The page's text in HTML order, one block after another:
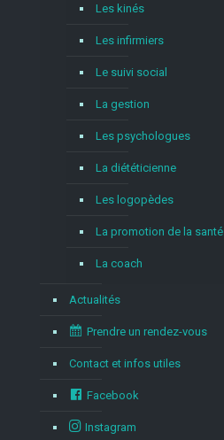
Les kinés
Les infirmiers
Le suivi social
La gestion
Les psychologues
La diététicienne
Les logopèdes
La promotion de la santé
La coach
Actualités
Prendre un rendez-vous
Contact et infos utiles
Facebook
Instagram